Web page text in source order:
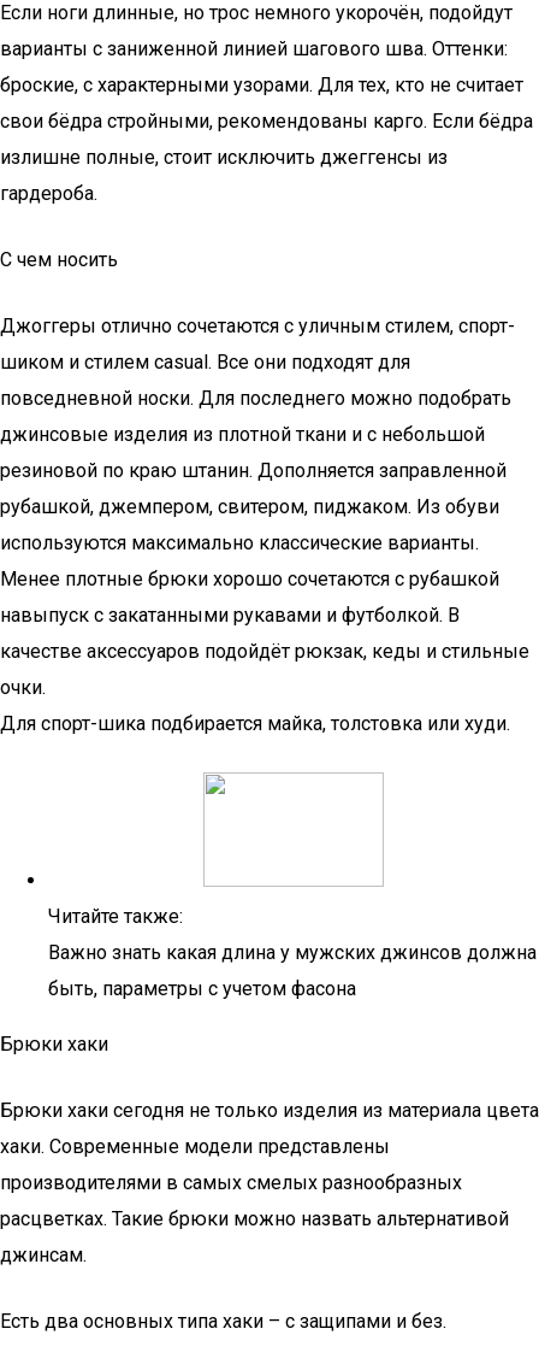
Если ноги длинные, но трос немного укорочён, подойдут
варианты с заниженной линией шагового шва. Оттенки:
броские, с характерными узорами. Для тех, кто не считает
свои бёдра стройными, рекомендованы карго. Если бёдра
излишне полные, стоит исключить джеггенсы из
гардероба.
С чем носить
Джоггеры отлично сочетаются с уличным стилем, спорт-
шиком и стилем casual. Все они подходят для
повседневной носки. Для последнего можно подобрать
джинсовые изделия из плотной ткани и с небольшой
резиновой по краю штанин. Дополняется заправленной
рубашкой, джемпером, свитером, пиджаком. Из обуви
используются максимально классические варианты.
Менее плотные брюки хорошо сочетаются с рубашкой
навыпуск с закатанными рукавами и футболкой. В
качестве аксессуаров подойдёт рюкзак, кеды и стильные
очки.
Для спорт-шика подбирается майка, толстовка или худи.
Читайте также:
Важно знать какая длина у мужских джинсов должна
быть, параметры с учетом фасона
Брюки хаки
Брюки хаки сегодня не только изделия из материала цвета
хаки. Современные модели представлены
производителями в самых смелых разнообразных
расцветках. Такие брюки можно назвать альтернативой
джинсам.
Есть два основных типа хаки – с защипами и без.